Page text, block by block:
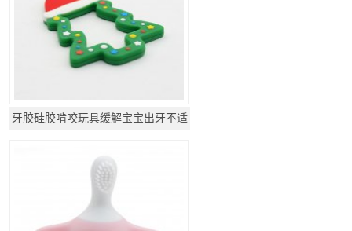
牙胶硅胶啃咬玩具缓解宝宝出牙不适